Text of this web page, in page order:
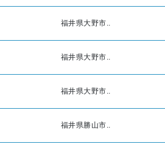
福井県大野市..
福井県大野市..
福井県大野市..
福井県勝山市..